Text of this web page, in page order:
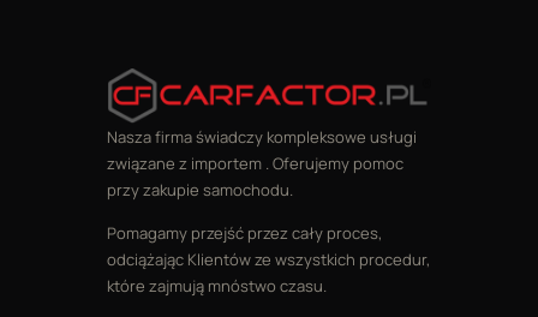
Nasza firma świadczy kompleksowe usługi
związane z importem . Oferujemy pomoc
przy zakupie samochodu.
Pomagamy przejść przez cały proces,
odciążając Klientów ze wszystkich procedur,
które zajmują mnóstwo czasu.